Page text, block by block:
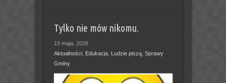
Tylko nie mów nikomu.
19 maja, 2026
Aktualności, Edukacja, Ludzie piszą, Sprawy
Gminy